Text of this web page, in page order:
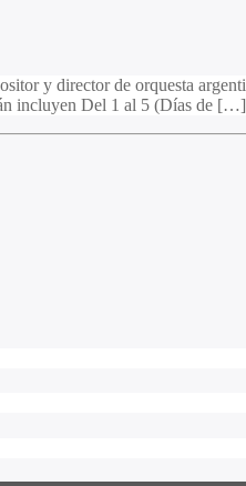
y director de orquesta
incluyen Del 1 al 5 (Días de […]